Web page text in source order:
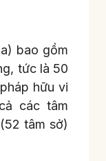
bao gồm
tức là 50
hữu vi
các tâm
tâm sở)